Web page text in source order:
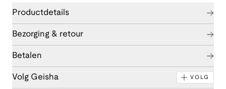
Productdetails
Bezorging & retour
Betalen
Volg Geisha VOLG